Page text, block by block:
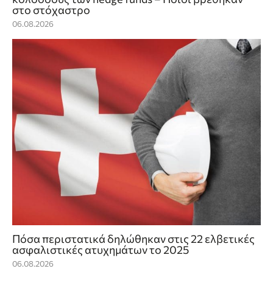
στο στόχαστρο
06.08.2026
Πόσα περιστατικά δηλώθηκαν στις 22 ελβετικές
ασφαλιστικές ατυχημάτων το 2025
06.08.2026